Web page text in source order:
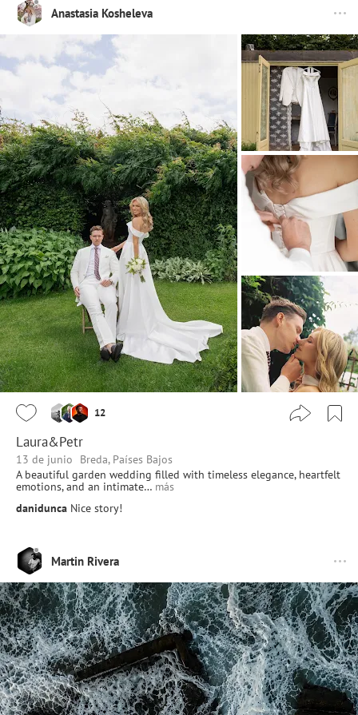
Anastasia Kosheleva
12
Laura&Petr
13 de junio
Breda, Países Bajos
A beautiful garden wedding filled with timeless elegance, heartfelt
emotions, and an intimate… más
danidunca Nice story!
Martin Rivera